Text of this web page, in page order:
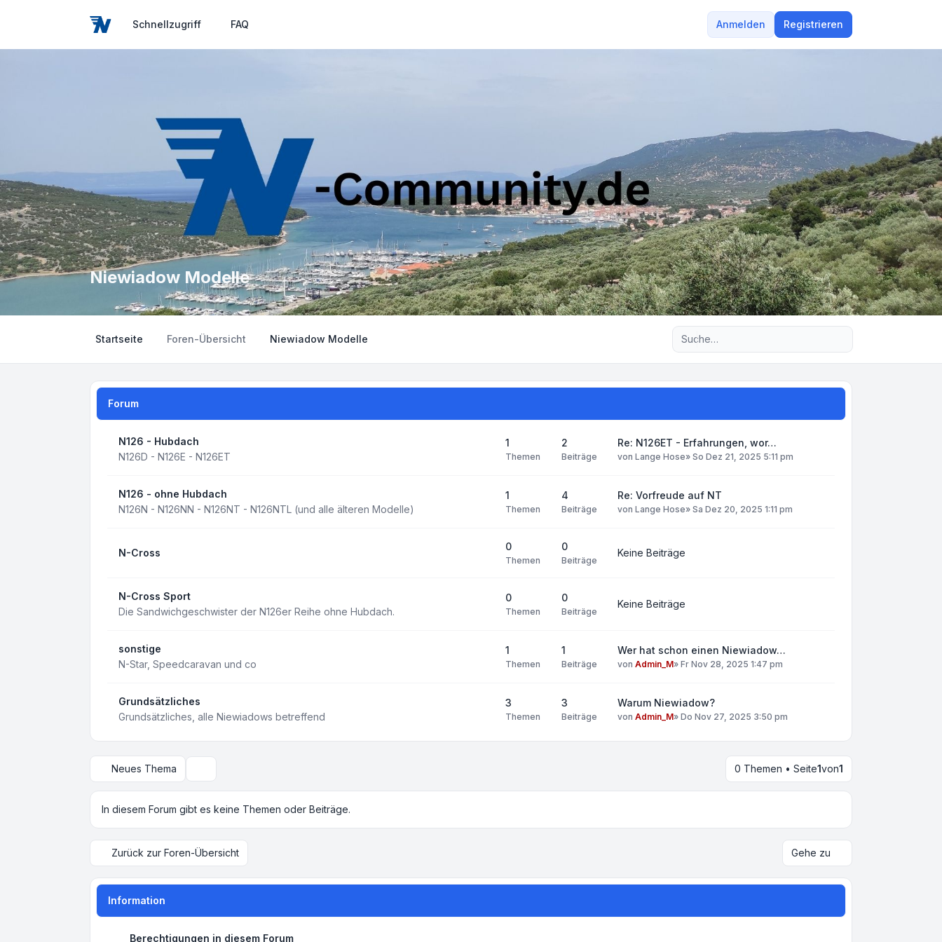
Schnellzugriff FAQ Anmelden Registrieren
Niewiadow Modelle
Startseite Foren-Übersicht Niewiadow Modelle
Forum
N126 - Hubdach
N126D - N126E - N126ET
1
Themen
2
Beiträge
Re: N126ET - Erfahrungen, wor…
von Lange Hose» So Dez 21, 2025 5:11 pm
N126 - ohne Hubdach
N126N - N126NN - N126NT - N126NTL (und alle älteren Modelle)
1
Themen
4
Beiträge
Re: Vorfreude auf NT
von Lange Hose» Sa Dez 20, 2025 1:11 pm
N-Cross
0
Themen
0
Beiträge
Keine Beiträge
N-Cross Sport
Die Sandwichgeschwister der N126er Reihe ohne Hubdach.
0
Themen
0
Beiträge
Keine Beiträge
sonstige
N-Star, Speedcaravan und co
1
Themen
1
Beiträge
Wer hat schon einen Niewiadow…
von Admin_M» Fr Nov 28, 2025 1:47 pm
Grundsätzliches
Grundsätzliches, alle Niewiadows betreffend
3
Themen
3
Beiträge
Warum Niewiadow?
von Admin_M» Do Nov 27, 2025 3:50 pm
Neues Thema 0 Themen • Seite1von1
In diesem Forum gibt es keine Themen oder Beiträge.
Zurück zur Foren-Übersicht Gehe zu
Information
Berechtigungen in diesem Forum